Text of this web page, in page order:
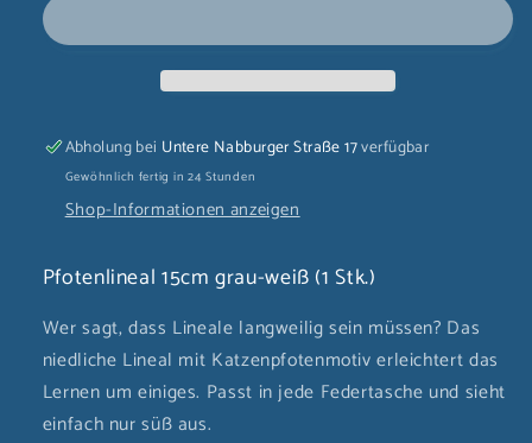
Abholung bei Untere Nabburger Straße 17verfügbar
Gewöhnlich fertig in 24 Stunden
Shop-Informationen anzeigen
Pfotenlineal 15cm grau-weiß (1 Stk.)
Wer sagt, dass Lineale langweilig sein müssen? Das
niedliche Lineal mit Katzenpfotenmotiv erleichtert das
Lernen um einiges. Passt in jede Federtasche und sieht
einfach nur süß aus.